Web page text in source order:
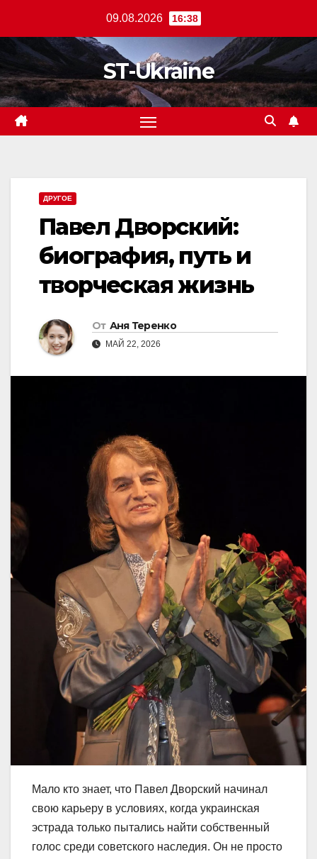
содержанию
09.08.2026 16:38
ST-Ukraine
ДРУГОЕ
Павел Дворский:
биография, путь и
творческая жизнь
От Аня Теренко
МАЙ 22, 2026
Мало кто знает, что Павел Дворский начинал
свою карьеру в условиях, когда украинская
эстрада только пытались найти собственный
голос среди советского наследия. Он не просто